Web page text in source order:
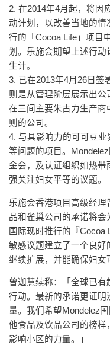
2. 在2014年4月起，将因
动计划，以改善当地的情
行的「Cocoa Life」项目
划。乐施会期望上述行动
生计。
3. 已在2013年4月26日签
则是从管理阶层展示出公
在三间主要朱古力生产商
则的公司。
4. 与具影响力的可可豆
等问题的项目。
金会，及认证组织如热带
强关注妇女平等的议题。
乐施会香港项目高级经
品和雀巢公司的承诺将
国际现时推行的『Cocoa
敏感议题建立了一个良好
继续扩展，并能确保妇女
曾迦慧续称：「全球已
行动。最新的承诺更证明
量。我们希望Mondelez
他食品及饮品公司的榜样
影响小区的力量。」